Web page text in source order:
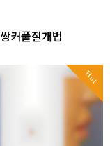
쌍커풀절개법
Hot